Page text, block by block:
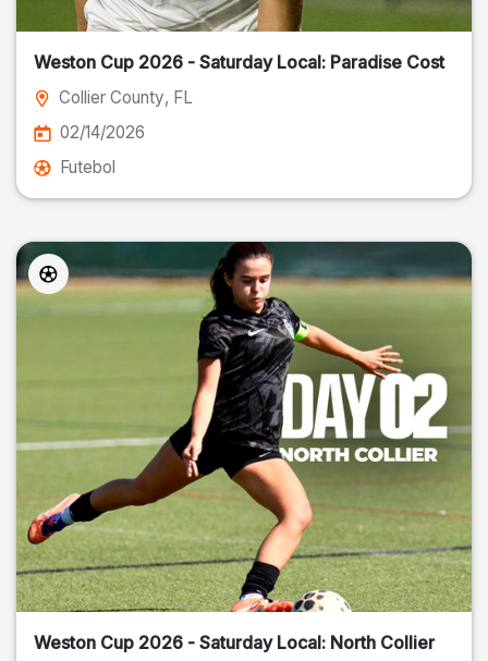
Weston Cup 2026 - Saturday Local: Paradise Cost
Collier County, FL
02/14/2026
Futebol
Weston Cup 2026 - Saturday Local: North Collier